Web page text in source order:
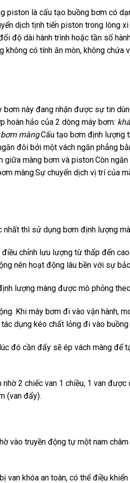
piston là cấu tạo buồng bơm có
dịch tịnh tiến piston trong lòng
độ dài hành trình hoặc tần số
có tính ăn mòn, không chứa
này đang nhận được sự tin
hoàn hảo của 2 dòng máy bơm:
màng.Cấu tạo bơm định lượng
đôi bởi một vách ngăn phẳng
màng bơm và piston.Còn
màng.Sự chuyển dịch vị trí của
thì sử dụng bơm định lượng
chỉnh lưu lượng từ thấp đến
nên hoạt động lâu bền với sự
lượng màng được mô phỏng
Khi máy bơm đi vào vận hành,
dụng kéo chất lỏng đi vào buồng
đó cần đẩy sẽ ép vách màng để
2 chiếc van 1 chiều, 1 van
(van đẩy).
vào truyền động tự một nam
van khóa an toàn, có thể điều